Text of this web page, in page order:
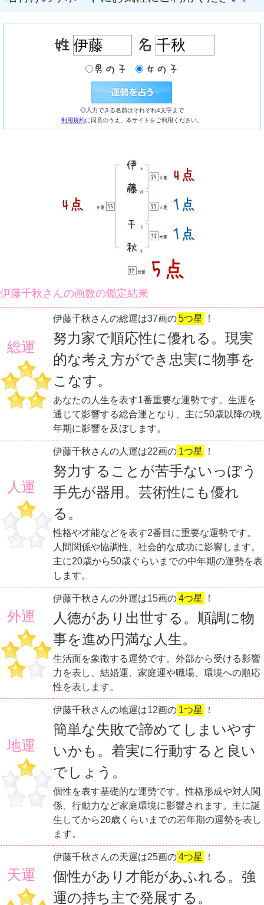
◎入力できる名前はそれぞれ4文字まで
利用規約に同意のうえ、本サイトをご利用ください。
伊藤千秋さんの画数の鑑定結果
総運
伊藤千秋さんの総運は37画の5つ星 ！
努力家で順応性に優れる。現実
的な考え方ができ忠実に物事を
こなす。
あなたの人生を表す1番重要な運勢です。生涯を
通じて影響する総合運となり、主に50歳以降の晩
年期に影響を及ぼします。
人運
伊藤千秋さんの人運は22画の 1つ星 ！
努力することが苦手ないっぽう
手先が器用。芸術性にも優れ
る。
性格や才能などを表す2番目に重要な運勢です。
人間関係や協調性、社会的な成功に影響します。
主に20歳から50歳ぐらいまでの中年期の運勢を表
します。
外運
伊藤千秋さんの外運は15画の4つ星 ！
人徳があり出世する。順調に物
事を進め円満な人生。
生活面を象徴する運勢です。外部から受ける影響
力を表し、結婚運、家庭運や職場、環境への順応
性を表します。
地運
伊藤千秋さんの地運は12画の 1つ星 ！
簡単な失敗で諦めてしまいやす
いかも。着実に行動すると良い
でしょう。
個性を表す基礎的な運勢です。性格形成や対人関
係、行動力など家庭環境に影響されます。主に誕
生してから20歳くらいまでの若年期の運勢を表し
ます。
天運
伊藤千秋さんの天運は25画の4つ星 ！
個性があり才能があふれる。強
運の持ち主で発展する。